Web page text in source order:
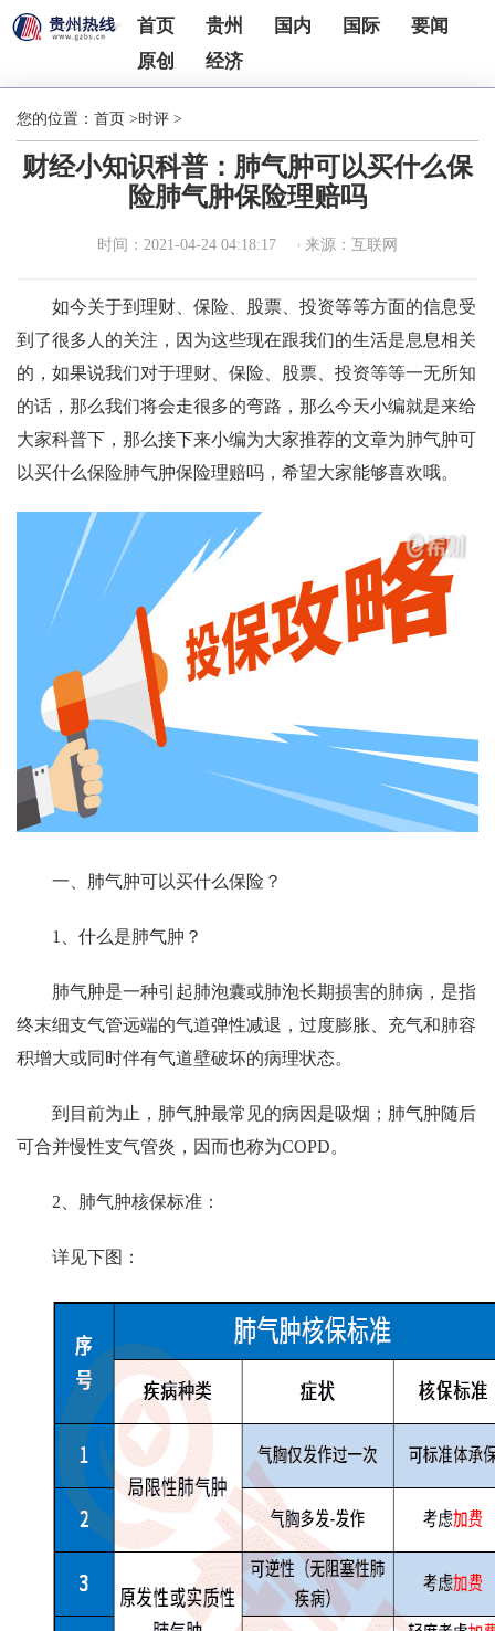
首页 贵州 国内 国际
要闻
原创
经济
您的位置： 首页 >时评 >
财经小知识科普：肺气肿可以买什么保
险肺气肿保险理赔吗
时间：2021-04-24 04:18:17 来源：互联网
如今关于到理财、保险、股票、投资等等方面的信息受
到了很多人的关注，因为这些现在跟我们的生活是息息相关
的，如果说我们对于理财、保险、股票、投资等等一无所知
的话，那么我们将会走很多的弯路，那么今天小编就是来给
大家科普下，那么接下来小编为大家推荐的文章为肺气肿可
以买什么保险肺气肿保险理赔吗，希望大家能够喜欢哦。
一、肺气肿可以买什么保险？
1、什么是肺气肿？
肺气肿是一种引起肺泡囊或肺泡长期损害的肺病，是指
终末细支气管远端的气道弹性减退，过度膨胀、充气和肺容
积增大或同时伴有气道壁破坏的病理状态。
到目前为止，肺气肿最常见的病因是吸烟；肺气肿随后
可合并慢性支气管炎，因而也称为COPD。
2、肺气肿核保标准：
详见下图：